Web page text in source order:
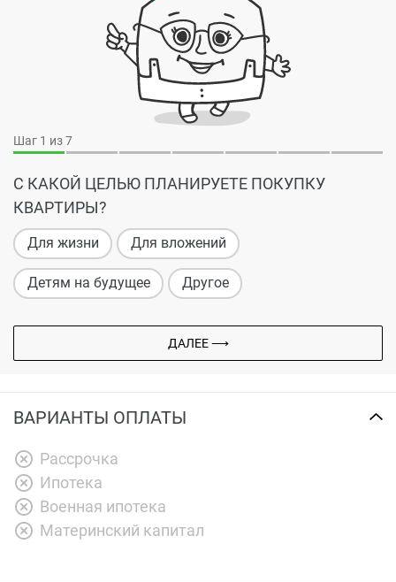
Шаг 1 из 7
С КАКОЙ ЦЕЛЬЮ ПЛАНИРУЕТЕ ПОКУПКУ
КВАРТИРЫ?
Для жизни Для вложений
Детям на будущее Другое
ДАЛЕЕ ⟶
ВАРИАНТЫ ОПЛАТЫ
Рассрочка
Ипотека
Военная ипотека
Материнский капитал